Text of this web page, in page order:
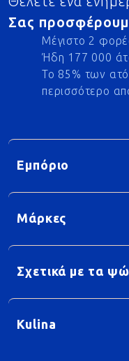
Σας
Μέγιστο 2
Ήδη 177 000
Το 85% των
περισσότερο
Εμπόριο
Μάρκες
Σχετικά με τα
Kulina